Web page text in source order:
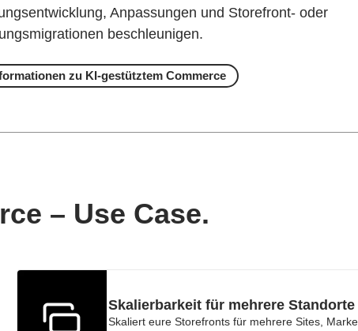
Anpassungen und Storefront- oder
beschleunigen.
zu KI-gestütztem Commerce
– Use Case.
Skalierbarkeit für mehrere Standorte
Skaliert eure Storefronts für mehrere Sites,